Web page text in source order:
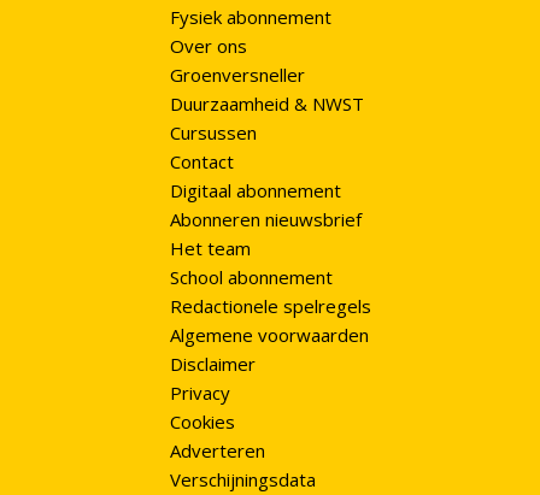
Fysiek abonnement
Over ons
Groenversneller
Duurzaamheid & NWST
Cursussen
Contact
Digitaal abonnement
Abonneren nieuwsbrief
Het team
School abonnement
Redactionele spelregels
Algemene voorwaarden
Disclaimer
Privacy
Cookies
Adverteren
Verschijningsdata